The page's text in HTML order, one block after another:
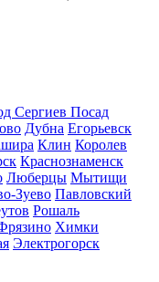
Сергиев Посад
Дубна Егорьевск
Клин Королев
Краснознаменск
Люберцы Мытищи
Зуево Павловский
Рошаль
Химки
Электрогорск